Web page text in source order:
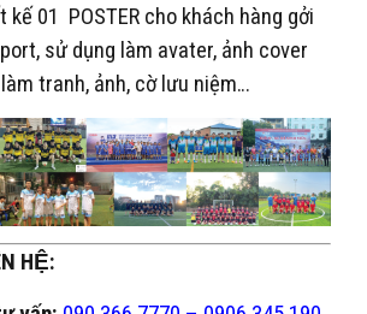
kế 01 POSTER cho khách hàng gởi
sử dụng làm avater, ảnh cover
tranh, ảnh, cờ lưu niệm…
HỆ: